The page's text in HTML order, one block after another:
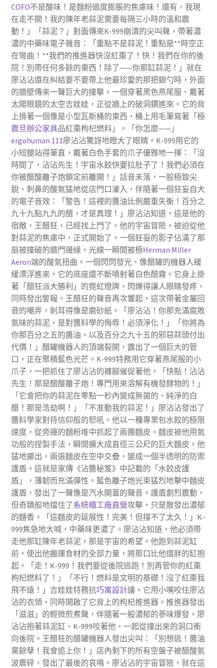
COFO不是酸味！是麵粉過度膨脹的焦慮味！還有，我現
在走不開！我的陳年老蒜泥需要每隔三小時的溫和震
動！」「蒜泥？」對面傳來K-999崩潰的尖叫聲，帶著濃
濃的中藥味電子雜音：「重點不是蒜泥！重點是**時空正
在彎曲！**我們的推進器快沒紅棗了！快！我們在你的後
院！別帶任何多餘的東西！除了——你那缸蒜泥！」就在
廖沾沾還在糾結要不要帶上他最珍愛的那把銀勺時，外面
的牆壁傳來一聲巨大的撞擊。一個穿著黑色燕尾服、戴著
太陽眼鏡的太空吉娃娃，正從牆上的破洞鑽進來。它的背
上揹著一個像是小型瓦斯桶的東西，桶上用毛筆寫著「極
震旦辦公家具品紅棗枸杞燃料」。「你怎麼——」
ergohuman 111廖沾沾驚訝地瞪大了眼睛。K-999用它的
小短腿站得筆直，戴著白色手套的爪子優雅地一揮：「沒
時間了，沾沾先生！宇宙水餃快要拉肚子了！我們必須在
你被醋酸離子炮鎖定前離開！」話音未落，一股極致尖
銳、刺鼻的酸氣猛地從店門口灌入，伴隨著一個狂妄自大
的電子音效：「警告！這裡的醬油比例嚴重失衡！百分之
九十九點九九的醋，才是真理！」廖沾沾知道，這是他的
宿敵，王醋狂，已經找上門了。他的宇宙冒險，被迫從他
對蒜泥的焦慮中，正式開始了。一個狂妄的影子佔滿了那
扇被撞破的牆門邊緣，光線一瞬間被極Herman Miller
Aeron端的酸氣扭曲。一個閃閃發光、像醋罐的機器人緩
緩漂浮進來，它的底座還不斷噴射著白色醋霧。它身上掛
著「醋狂派大勝利」的霓虹燈牌，閃爍得讓人眼睛發疼，
同時發出警報。王醋狂的聲音再次響起，這次帶著金屬回
音的嘲弄，刺耳得像是磨砂紙。「廖沾沾！你那充滿腐敗
氣味的蒜泥，是對醬料學的侮辱！必須淨化！」「你將為
你那百分之五的醬油，以及百分之九十五的邪惡蒜頭付出
代價！」醋罐機器人的頂端裂開，露出了一個巨大的管
口，正在聚積藍色光芒。K-999特務用它穿著燕尾服的小
爪子，一把抓住了廖沾沾的褲腳催促著他。「快點！沾沾
先生！那是醋酸離子炮！專門用來溶解有機發酵物的！」
「它會把你的蒜泥在零點一秒內變成無菌的、純淨的白
醋！那是浩劫啊！」「不准動我的蒜泥！」廖沾沾發出了
醬料學家對待信仰般的怒吼。他以一種專業包水餃的極限
速度，從旁邊的麵粉堆中抓起了兩團麵皮。麵皮被他用氣
功般的捏製手法，瞬間擴大成直徑三公尺的巨大麵皮。他
猛地擲出，兩張麵皮在空中交疊，變成一個半透明的防禦
護盾。這就是家傳《沾醬秘笈》中記載的「水餃皮護
盾」，薄韌而充滿彈性。藍色離子炮光束猛烈地擊中麵皮
護盾，發出了一聲像是汽水開蓋的聲音。護盾劇烈震動，
但奇蹟般地擋住了系統櫃工廠直營攻擊，只是散發出濃郁
的麵香。「這麵皮的延展性！完美！但撐不了太久！」K-
999焦急地大喊，中藥味更濃了。廖沾沾知道，他必須帶
走他那缸陳年老蒜泥，那是宇宙的希望。他跑到蒜泥缸
前，使出他搬運食材的全部力量，將那口比他還胖的缸抱
起。「走！K-999！我們要從後院逃跑！別再管你的紅棗
枸杞燃料了！」「不行！燃料是文明的基礎！沒了紅棗我
飛不遠！」吉娃娃特務抗巧寓設計議。它用小嘴咬住廖沾
沾的衣領，同時開啟了它背上的枸杞推進器。推進器發出
「滋滋」的輕微煎煮聲，伴隨著一股濃郁的蔘味爆發。廖
沾沾抱著蒜泥缸、K-999咬著他，一起從撞出來的洞口衝
向後院。王醋狂的醋罐機器人發出尖叫：「別想逃！醬油
黨餘孽！我會追上你！」店內剩下的所有空盤子被醋酸氣
波震碎，發出了最後的哀鳴。廖沾沾的宇宙冒險，就在這